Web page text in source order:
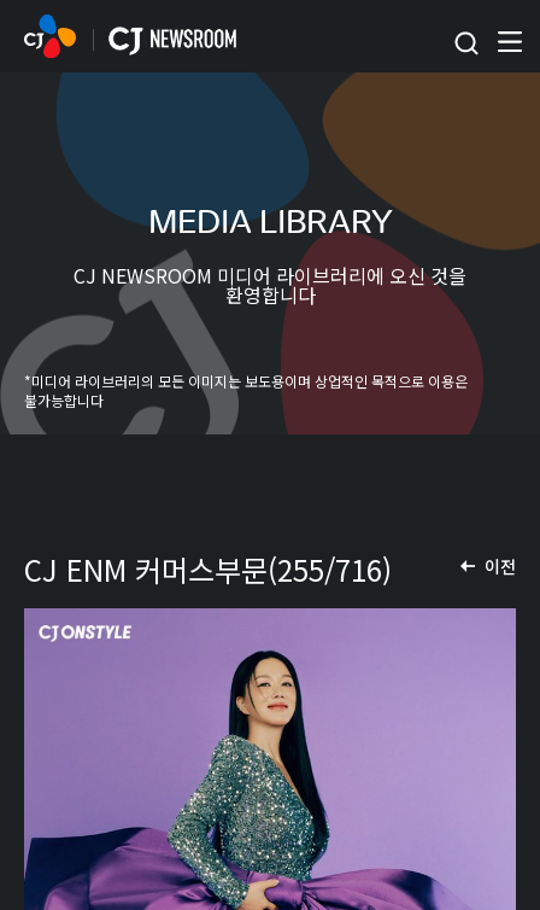
본문 바로가기
MEDIA LIBRARY
CJ NEWSROOM 미디어 라이브러리에 오신 것을
환영합니다
*미디어 라이브러리의 모든 이미지는 보도용이며 상업적인 목적으로 이용은
불가능합니다
이전
CJ ENM 커머스부문(255/716)